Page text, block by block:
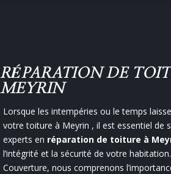
RÉPARATION DE
MEYRIN
Lorsque les intempéries ou le temps
votre toiture à Meyrin , il est essentiel de
experts en réparation de toiture à
l’intégrité et la sécurité de votre
Couverture, nous comprenons